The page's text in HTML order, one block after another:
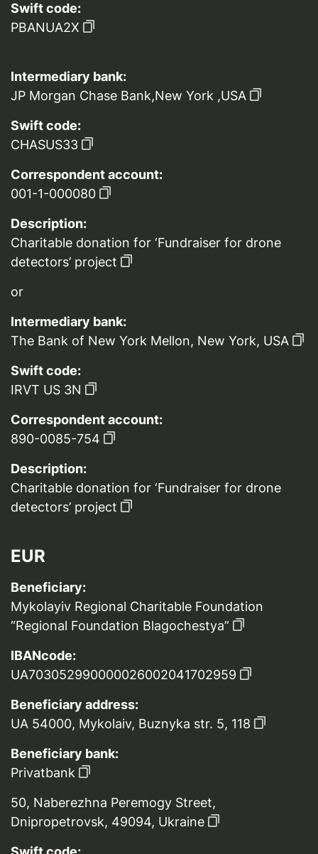
Swift code:
PBANUA2X
Intermediary bank:
JP Morgan Chase Bank,New York ,USA
Swift code:
CHASUS33
Correspondent account:
001-1-000080
Description:
Charitable donation for ‘Fundraiser for drone
detectors’ project
or
Intermediary bank:
The Bank of New York Mellon, New York, USA
Swift code:
IRVT US 3N
Correspondent account:
890-0085-754
Description:
Charitable donation for ‘Fundraiser for drone
detectors’ project
EUR
Beneficiary:
Mykolayiv Regional Charitable Foundation
“Regional Foundation Blagochestya”
IBANcode:
UA703052990000026002041702959
Beneficiary address:
UA 54000, Mykolaiv, Buznyka str. 5, 118
Beneficiary bank:
Privatbank
50, Naberezhna Peremogy Street,
Dnipropetrovsk, 49094, Ukraine